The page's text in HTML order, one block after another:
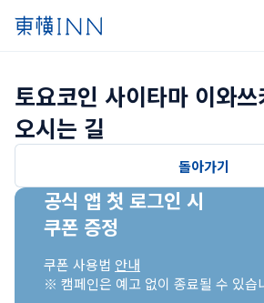
토요코인 사이타마 이와
오시는 길
돌아가기
공식 앱 첫 로그인 시
쿠폰 증정
쿠폰 사용법 안내
※ 캠페인은 예고 없이 종료될 수 있습